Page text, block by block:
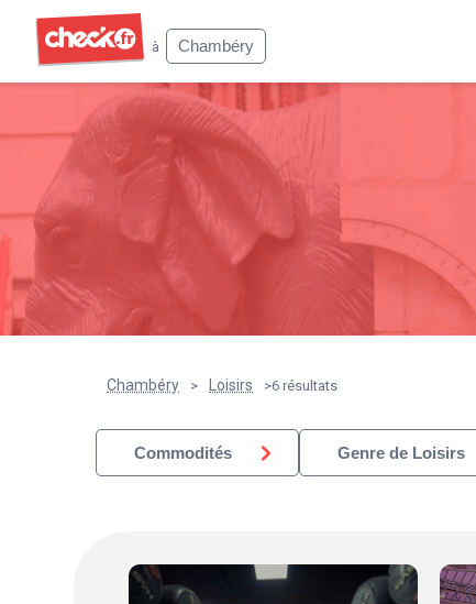
à
Chambéry
Chambéry > Loisirs >6 résultats
Commodités
Accès handicapé
Genre de Loisirs
Laser Game